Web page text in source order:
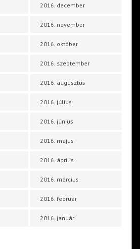
2016. december
2016. november
2016. október
2016. szeptember
2016. augusztus
2016. július
2016. június
2016. május
2016. április
2016. március
2016. február
2016. január